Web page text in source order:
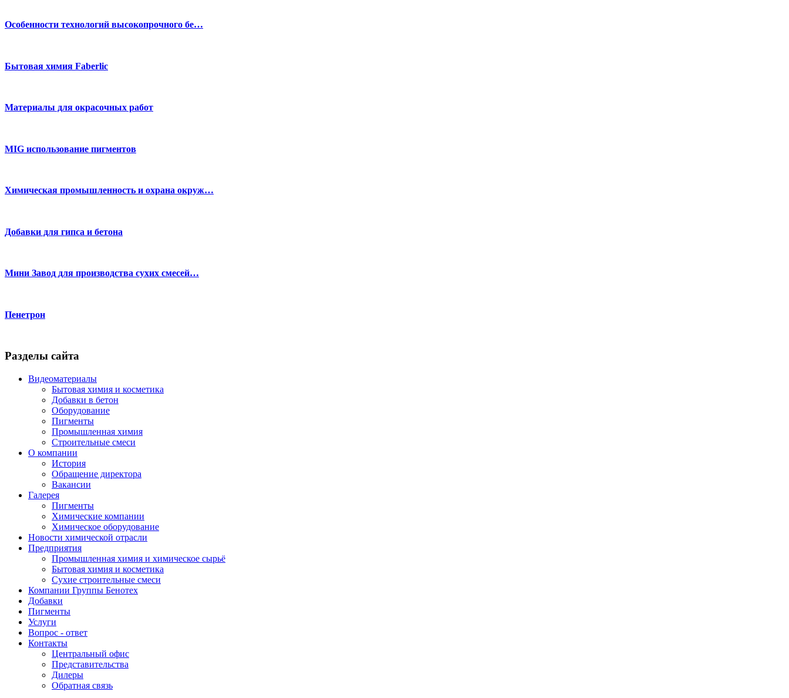
Особенности технологий высокопрочного бе…
Бытовая химия Faberlic
Материалы для окрасочных работ
MIG использование пигментов
Химическая промышленность и охрана окруж…
Добавки для гипса и бетона
Мини Завод для производства сухих смесей…
Пенетрон
Разделы сайта
Видеоматериалы
Бытовая химия и косметика
Добавки в бетон
Оборудование
Пигменты
Промышленная химия
Строительные смеси
О компании
История
Обращение директора
Вакансии
Галерея
Пигменты
Химические компании
Химическое оборудование
Новости химической отрасли
Предприятия
Промышленная химия и химическое сырьё
Бытовая химия и косметика
Сухие строительные смеси
Компании Группы Бенотех
Добавки
Пигменты
Услуги
Вопрос - ответ
Контакты
Центральный офис
Представительства
Дилеры
Обратная связь